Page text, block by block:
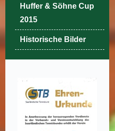
Huffer & Söhne Cup
2015
Historische Bilder